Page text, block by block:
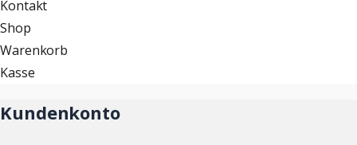
Kontakt
Shop
Warenkorb
Kasse
Kundenkonto